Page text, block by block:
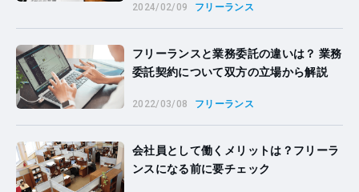
2024/02/09 フリーランス
フリーランスと業務委託の違いは？ 業務
委託契約について双方の立場から解説
2022/03/08 フリーランス
会社員として働くメリットは？フリーラ
ンスになる前に要チェック